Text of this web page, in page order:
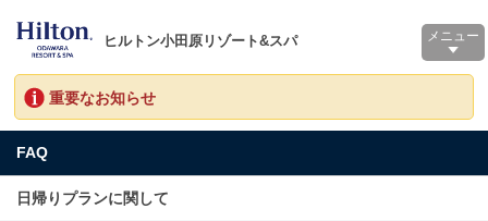
ヒルトン小田原リゾート&スパ メニュー
重要なお知らせ
FAQ
日帰りプランに関して